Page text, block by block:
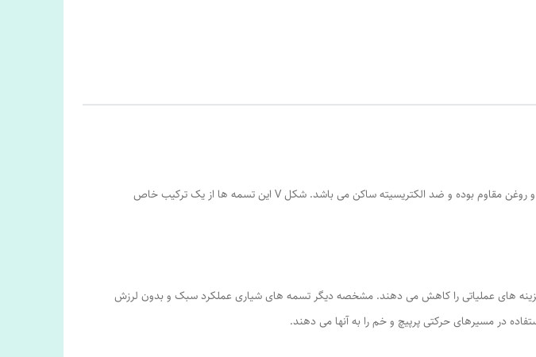
تسمه های شیاری که به نام تسمه های شیاری V شکل نیز شناخته می شوند در برابر تغییرات حرارتی و روغن مقاوم بوده و ضد الکتریسیته ساکن می باشد. شکل V این تسمه ها از یک ترکیب خاص
های عملیاتی را کاهش می دهند. مشخصه دیگر تسمه های شیاری عملکرد سبک و بدون لرزش
در مسیرهای حرکتی پرپیچ و خم را به آنها می دهند.